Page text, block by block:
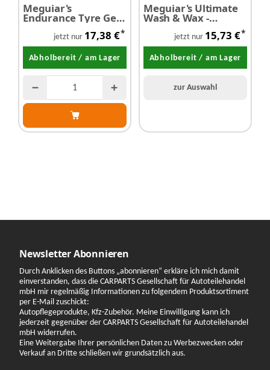
Meguiar's
Endurance Tyre Gel -
Reifenschutzgel 473
jetzt nur 17,38 €*
Abholbereit / am Lager
Meguiar's Ultimate
Wash & Wax -
jetzt nur 15,73 €*
Abholbereit / am Lager
zur Auswahl
Newsletter Abonnieren
Durch Anklicken des Buttons „abonnieren“ erkläre ich mich damit
einverstanden, dass die CARPARTS Gesellschaft für Autoteilehandel
mbH mir regelmäßig Informationen zu folgendem Produktsortiment
per E-Mail zuschickt:
Autopflegeprodukte, Kfz-Zubehör. Meine Einwilligung kann ich
jederzeit gegenüber der CARPARTS Gesellschaft für Autoteilehandel
mbH widerrufen.
Eine Weitergabe Ihrer persönlichen Daten zu Werbezwecken oder
Verkauf an Dritte schließen wir grundsätzlich aus.